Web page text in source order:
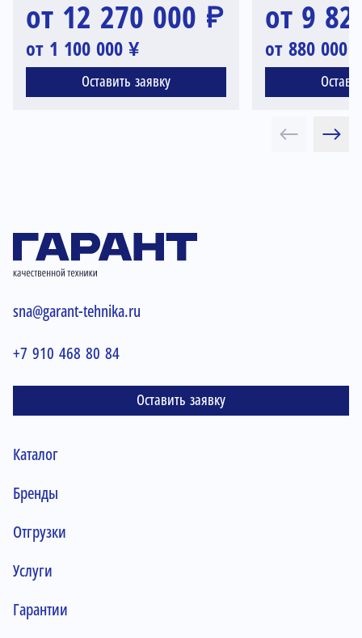
от 12 270 000 ₽
от 1 100 000 ¥
Оставить заявку
от 9
от 880 000
sna@garant-tehnika.ru
+7 910 468 80 84
Оставить заявку
Каталог
Бренды
Отгрузки
Услуги
Гарантии